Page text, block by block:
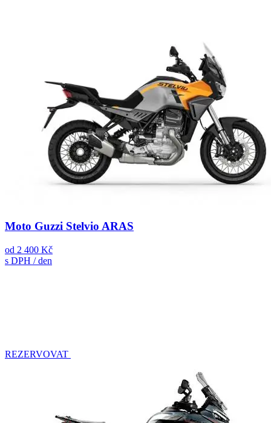
Moto Guzzi Stelvio ARAS
od 2 400 Kč
s DPH / den
REZERVOVAT